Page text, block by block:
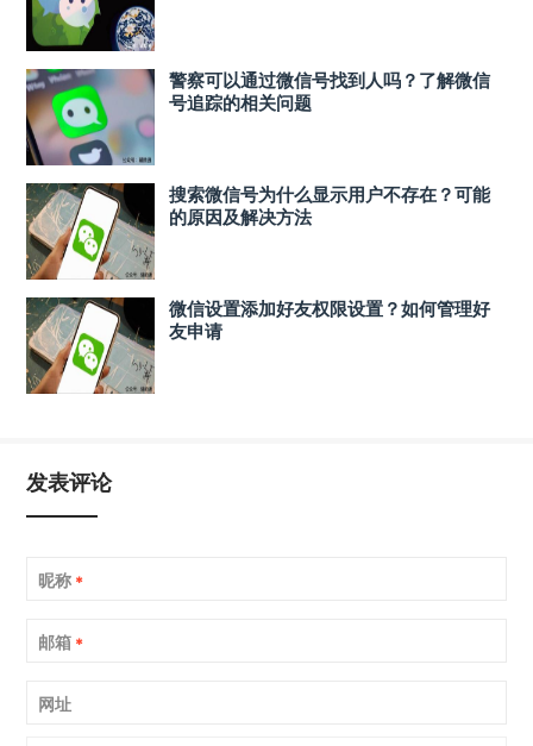
警察可以通过微信号找到人吗？了解微信
号追踪的相关问题
搜索微信号为什么显示用户不存在？可能
的原因及解决方法
微信设置添加好友权限设置？如何管理好
友申请
发表评论
昵称 *
邮箱 *
网址